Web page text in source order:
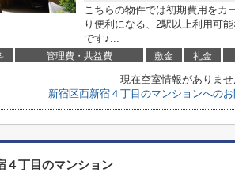
こちらの物件では初期費用をカ
り便利になる、2駅以上利用可
です♪...
管理費・共益費 敷金 礼金
現在空室情報がありませ
新宿区西新宿４丁目のマンションへの
４丁目のマンション